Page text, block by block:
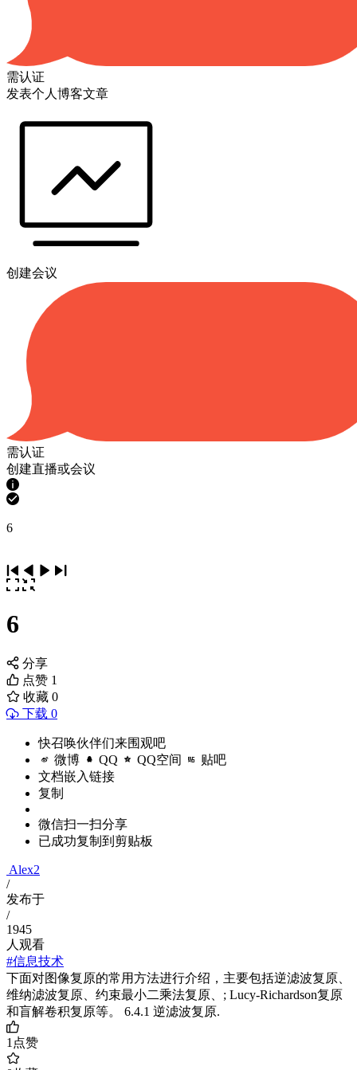
需认证
发表个人博客文章
创建会议
需认证
创建直播或会议
6
6
分享
点赞 1
收藏 0
下载 0
快召唤伙伴们来围观吧
微博 QQ QQ空间 贴吧
文档嵌入链接
复制
微信扫一扫分享
已成功复制到剪贴板
Alex2
/
发布于
/
1945
人观看
#信息技术
下面对图像复原的常用方法进行介绍，主要包括逆滤波复原、
维纳滤波复原、约束最小二乘法复原、; Lucy-Richardson复原
和盲解卷积复原等。 6.4.1 逆滤波复原.
1点赞